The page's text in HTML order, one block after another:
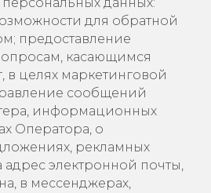
для обратной
предоставление
касающимся
в целях маркетинговой
сообщений
информационных
Оператора, о
рекламных
адрес электронной почты,
в мессенджерах,